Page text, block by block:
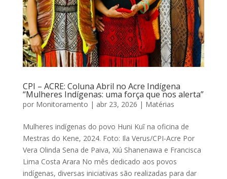
CPI – ACRE: Coluna Abril no Acre Indígena
“Mulheres Indígenas: uma força que nos alerta”
por Monitoramento | abr 23, 2026 | Matérias
Mulheres indígenas do povo Huni Kuĩ na oficina de
Mestras do Kene, 2024. Foto: Ila Verus/CPI-Acre Por
Vera Olinda Sena de Paiva, Xiú Shanenawa e Francisca
Lima Costa Arara No mês dedicado aos povos
indígenas, diversas iniciativas são realizadas para dar